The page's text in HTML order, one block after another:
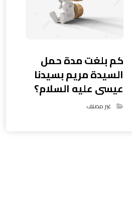
كم بلغت مدة حمل
السيدة مريم بسيدنا
عيسى عليه السلام؟
غير مصنف